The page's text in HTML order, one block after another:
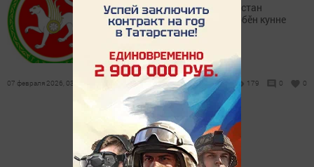
Февралӗн 7-мӗшӗнче Тутарстан
Республикин Патшалăх гербӗн кунне
паллă таватпăр
07 февраля 2026, 03:07 179 0 0